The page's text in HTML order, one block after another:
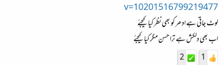
v=10201516799219477
لوٹ جاتی ہے ادھر کو بھی نظر کیا کیجئے
اب بھی دلکش ہے ترا حسن مگر کیا کیجئے
1
2